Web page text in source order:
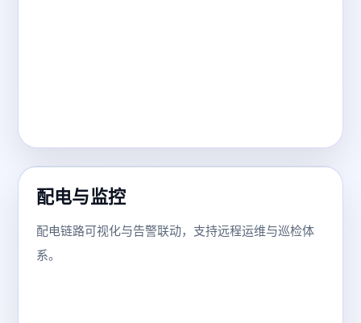
配电与监控
配电链路可视化与告警联动，支持远程运维与巡检体
系。